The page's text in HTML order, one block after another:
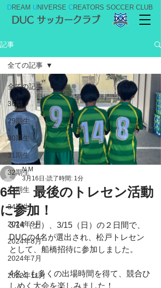
DREAM UNIVERSE CREATORS SOCCER CLUB
DUC サッカークラブ
記事
全ての記事
36期
29期生
30期生
31期生
32期生
33期生
34期生
2024年9月
2024年8月
2024年7月
2022年11月
全ての記事
6年 最後のトレセン活動
に参加！
N M
3月16日 読了時間: 1分
3/14（土）、3/15（日）の２日間で、
DUCの4名が選出され、松戸トレセン
として、船橋招待に参加しました。
4名とも多くの出場時間を得て、競合ひ
しめく大会を楽しみました！